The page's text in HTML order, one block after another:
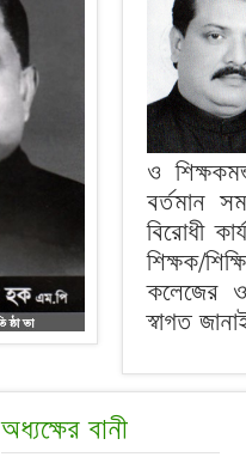
ও
বর্তমান
বিরোধী
শিক্ষক/
কলেজের
স্বাগত
অধ্যক্ষের বানী